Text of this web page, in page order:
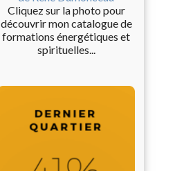
Cliquez sur la photo pour
découvrir mon catalogue de
formations énergétiques et
spirituelles...